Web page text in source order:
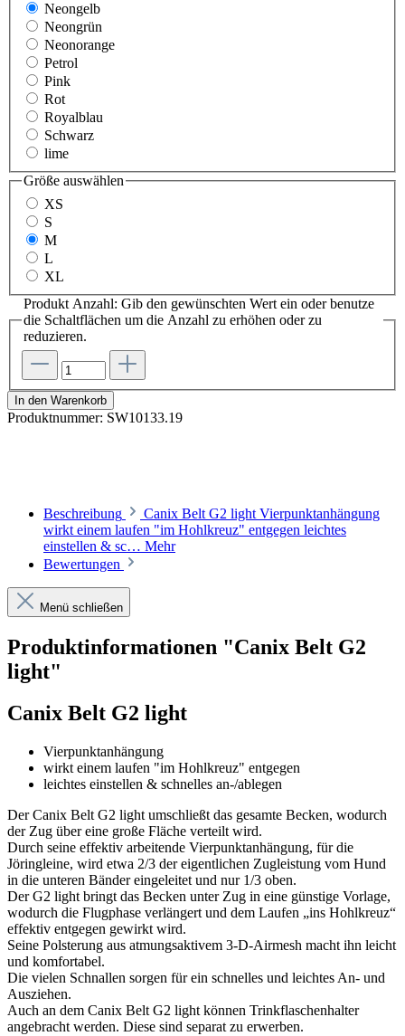
Neongelb
Neongrün
Neonorange
Petrol
Pink
Rot
Royalblau
Schwarz
lime
Größe auswählen
XS
S
M
L
XL
Produkt Anzahl: Gib den gewünschten Wert ein oder benutze
die Schaltflächen um die Anzahl zu erhöhen oder zu
reduzieren.
In den Warenkorb
Produktnummer: SW10133.19
Beschreibung
Canix Belt G2 light Vierpunktanhängung
wirkt einem laufen "im Hohlkreuz" entgegen leichtes
einstellen & sc… Mehr
Bewertungen
Menü schließen
Produktinformationen "Canix Belt G2
light"
Canix Belt G2 light
Vierpunktanhängung
wirkt einem laufen "im Hohlkreuz" entgegen
leichtes einstellen & schnelles an-/ablegen
Der Canix Belt G2 light umschließt das gesamte Becken, wodurch
der Zug über eine große Fläche verteilt wird.
Durch seine effektiv arbeitende Vierpunktanhängung, für die
Jöringleine, wird etwa 2/3 der eigentlichen Zugleistung vom Hund
in die unteren Bänder eingeleitet und nur 1/3 oben.
Der G2 light bringt das Becken unter Zug in eine günstige Vorlage,
wodurch die Flugphase verlängert und dem Laufen „ins Hohlkreuz“
effektiv entgegen gewirkt wird.
Seine Polsterung aus atmungsaktivem 3-D-Airmesh macht ihn leicht
und komfortabel.
Die vielen Schnallen sorgen für ein schnelles und leichtes An- und
Ausziehen.
Auch an dem Canix Belt G2 light können Trinkflaschenhalter
angebracht werden. Diese sind separat zu erwerben.